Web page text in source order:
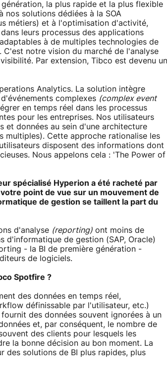
la plus rapide et la plus flexible
solutions dédiées à la SOA
métiers) et à l'optimisation d'activité,
leurs processus des applications
à de multiples technologies de
notre vision du marché de l'analyse
Par extension, Tibco est devenu un
Analytics. La solution intègre
complexes (complex event
en temps réel dans les processus
pour les entreprises. Nos utilisateurs
et données au sein d'une architecture
multiples). Cette approche rationalise les
disposent des informations dont
Nous appelons cela : 'The Power of
spécialisé Hyperion a été racheté par
point de vue sur un mouvement de
de gestion se taillent la part du
d'analyse (reporting) ont moins de
d'informatique de gestion (SAP, Oracle)
- la BI de première génération -
de logiciels.
Spotfire ?
des données en temps réel,
définissable par l'utilisateur, etc.)
des données souvent ignorées à un
et, par conséquent, le nombre de
des clients pour lesquels les
la bonne décision au bon moment. La
des solutions de BI plus rapides, plus